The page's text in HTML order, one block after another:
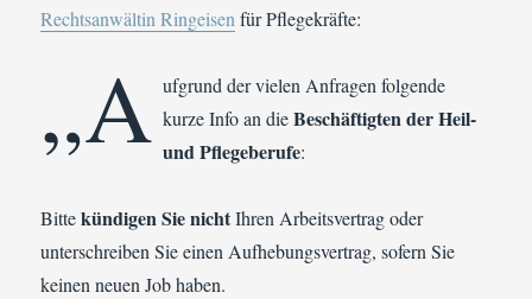
Rechtsanwältin Ringeisen für Pflegekräfte:
„A ufgrund der vielen Anfragen folgende
kurze Info an dieBeschäftigten der Heil-
und Pflegeberufe:
Bittekündigen Sie nichtIhren Arbeitsvertrag oder
unterschreiben Sie einen Aufhebungsvertrag, sofern Sie
keinen neuen Job haben.